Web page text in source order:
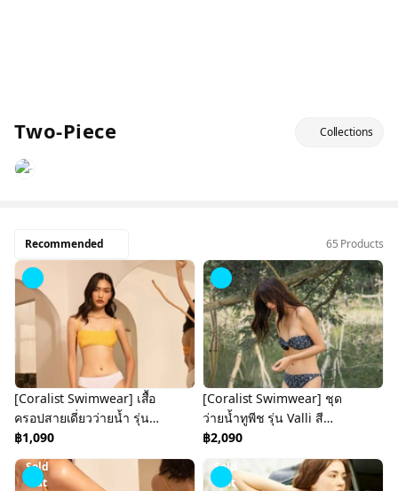
Two-Piece Collections
Recommended 65 Products
[Coralist Swimwear] เสื้อ
ครอปสายเดี่ยวว่ายน้ำ รุ่น
Quinn สี Spectra
Yellow(CREX281)
฿1,090
[Coralist Swimwear] ชุด
ว่ายน้ำทูพีช รุ่น Valli สี
Midnight Garden
(CREX269)
฿2,090
Sold
Out
Sold
Out